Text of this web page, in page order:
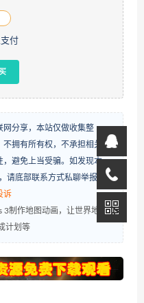
付
网分享，本站仅做收集整
拥有所有权，不承担相关
，避免上当受骗。如发现本
请底部联系方式私聊举报，
诉
3制作地图动画，让世界地图
计划等